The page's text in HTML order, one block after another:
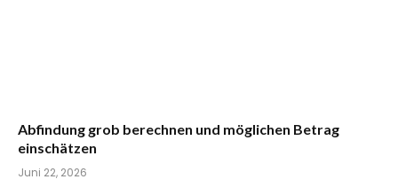
Abfindung grob berechnen und möglichen Betrag
einschätzen
Juni 22, 2026